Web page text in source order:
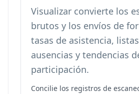
Visualizar convierte los
brutos y los envíos de
tasas de asistencia,
ausencias y tendencias
participación.
Concilie los registros de